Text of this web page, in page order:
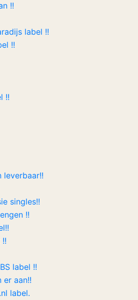
!!
label !!
!!
!!
leverbaar!!
singles!!
!!
label !!
er aan!!
label.